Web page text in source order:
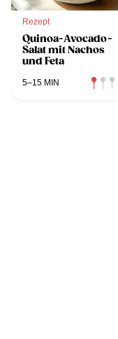
Rezept
Quinoa-Avocado-
Salat mit Nachos
und Feta
5–15 MIN